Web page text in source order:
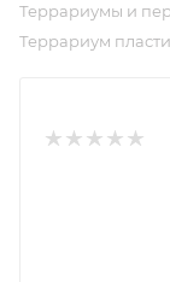
Террариумы и
Террариум